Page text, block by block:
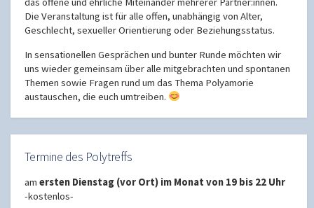
Die Veranstaltung ist für alle offen, unabhängig von Alter,
Geschlecht, sexueller Orientierung oder Beziehungsstatus.
In sensationellen Gesprächen und bunter Runde möchten wir
uns wieder gemeinsam über alle mitgebrachten und spontanen
Themen sowie Fragen rund um das Thema Polyamorie
austauschen, die euch umtreiben.
Termine des Polytreffs
am ersten Dienstag (vor Ort) im Monat von 19 bis 22 Uhr
-kostenlos-